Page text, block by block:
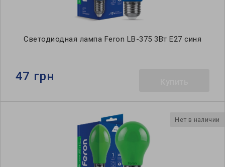
Светодиодная лампа Feron LB-375 3Вт E27 синя
47 грн
Нет в наличии